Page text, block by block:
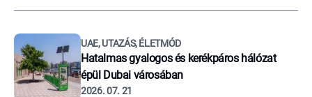
UAE, UTAZÁS, ÉLETMÓD
Hatalmas gyalogos és kerékpáros hálózat
épül Dubai városában
2026. 07. 21